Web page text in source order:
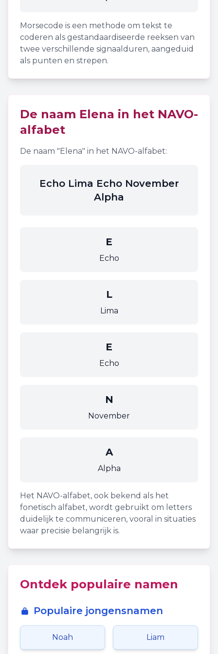
Morsecode is een methode om tekst te
coderen als gestandaardiseerde reeksen van
twee verschillende signaalduren, aangeduid
als punten en strepen.
De naam Elena in het NAVO-
alfabet
De naam "Elena" in het NAVO-alfabet:
Echo Lima Echo November
Alpha
E
Echo
L
Lima
E
Echo
N
November
A
Alpha
Het NAVO-alfabet, ook bekend als het
fonetisch alfabet, wordt gebruikt om letters
duidelijk te communiceren, vooral in situaties
waar precisie belangrijk is.
Ontdek populaire namen
Populaire jongensnamen
Noah Liam